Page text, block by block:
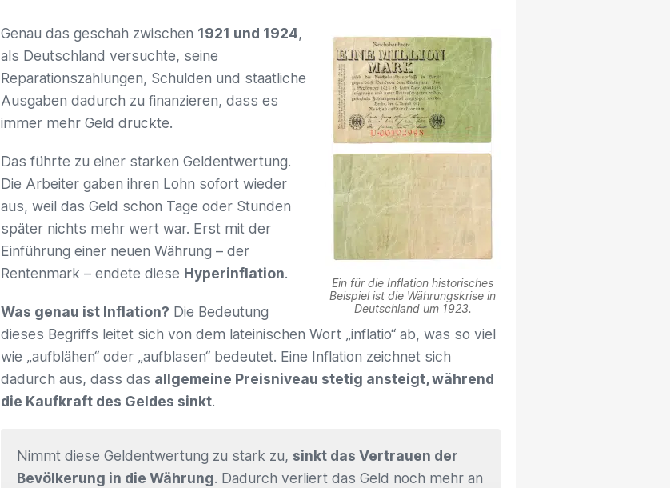
Ein für die Inflation historisches
Beispiel ist die Währungskrise in
Deutschland um 1923.
Genau das geschah zwischen 1921 und 1924,
als Deutschland versuchte, seine
Reparationszahlungen, Schulden und staatliche
Ausgaben dadurch zu finanzieren, dass es
immer mehr Geld druckte.
Das führte zu einer starken Geldentwertung.
Die Arbeiter gaben ihren Lohn sofort wieder
aus, weil das Geld schon Tage oder Stunden
später nichts mehr wert war. Erst mit der
Einführung einer neuen Währung – der
Rentenmark – endete diese Hyperinflation.
Was genau ist Inflation? Die Bedeutung
dieses Begriffs leitet sich von dem lateinischen Wort „inflatio“ ab, was so viel
wie „aufblähen“ oder „aufblasen“ bedeutet. Eine Inflation zeichnet sich
dadurch aus, dass das allgemeine Preisniveau stetig ansteigt, während
die Kaufkraft des Geldes sinkt.
Nimmt diese Geldentwertung zu stark zu, sinkt das Vertrauen der
Bevölkerung in die Währung. Dadurch verliert das Geld noch mehr an